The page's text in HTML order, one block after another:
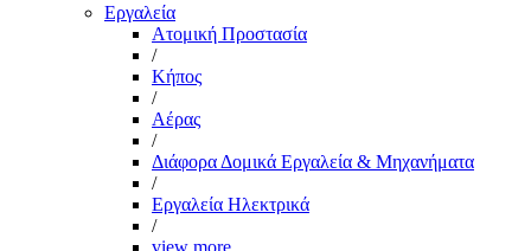
Εργαλεία
Aτομική Προστασία
/
Kήπος
/
Αέρας
/
Διάφορα Δομικά Εργαλεία & Μηχανήματα
/
Εργαλεία Ηλεκτρικά
/
view more